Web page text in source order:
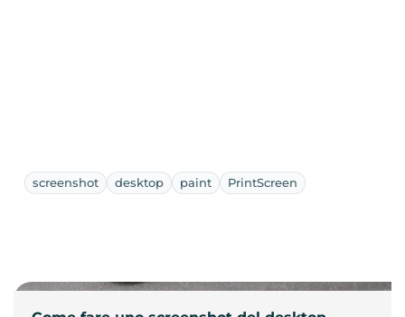
screenshot desktop paint PrintScreen